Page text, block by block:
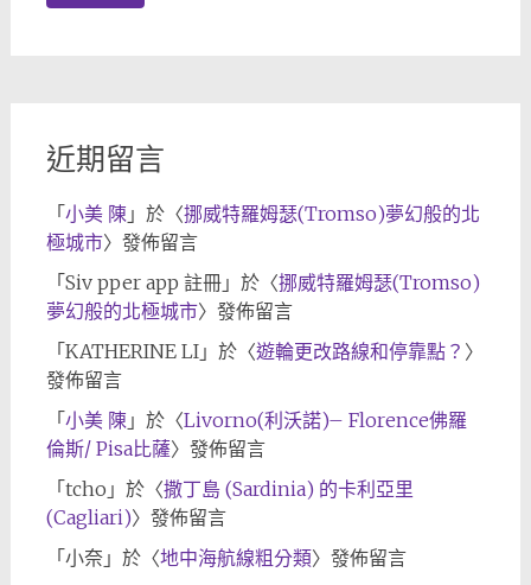
近期留言
「 小美 陳」於〈挪威特羅姆瑟(Tromso)夢幻般的北
極城市〉發佈留言
「 Siv pper app 註冊」於〈挪威特羅姆瑟(Tromso)
夢幻般的北極城市〉發佈留言
「 KATHERINE LI」於〈遊輪更改路線和停靠點？ 〉
發佈留言
「 小美 陳」於〈Livorno(利沃諾)– Florence佛羅
倫斯/ Pisa比薩〉發佈留言
「 tcho 」於〈撒丁島 (Sardinia) 的卡利亞里
(Cagliari)〉發佈留言
「 小奈」於〈地中海航線粗分類〉發佈留言